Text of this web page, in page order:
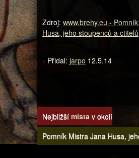
Zdroj: www.brehy.eu -
Husa, jeho stoupenců a ctitelů
Přidal: jarpo 12.5.14
Nejbližší místa v okolí
Pomník Mistra Jana Husa,